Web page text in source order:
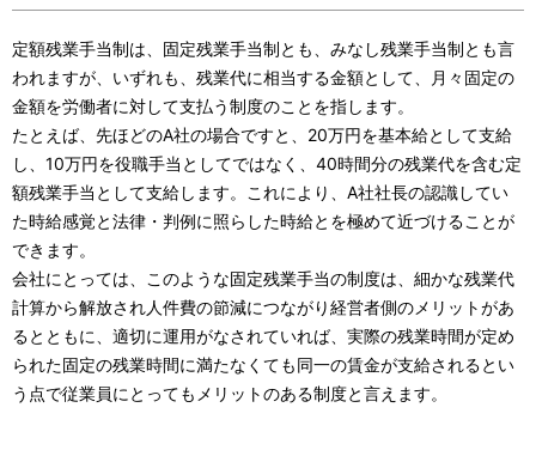
定額残業手当制は、固定残業手当制とも、みなし残業手当制とも言
われますが、いずれも、残業代に相当する金額として、月々固定の
金額を労働者に対して支払う制度のことを指します。
たとえば、先ほどのA社の場合ですと、20万円を基本給として支給
し、10万円を役職手当としてではなく、40時間分の残業代を含む定
額残業手当として支給します。これにより、A社社長の認識してい
た時給感覚と法律・判例に照らした時給とを極めて近づけることが
できます。
会社にとっては、このような固定残業手当の制度は、細かな残業代
計算から解放され人件費の節減につながり経営者側のメリットがあ
るとともに、適切に運用がなされていれば、実際の残業時間が定め
られた固定の残業時間に満たなくても同一の賃金が支給されるとい
う点で従業員にとってもメリットのある制度と言えます。